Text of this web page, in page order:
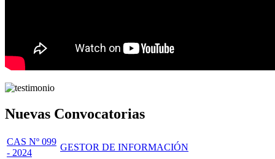
Nuevas Convocatorias
CAS Nº 099
- 2024
GESTOR DE INFORMACIÓN